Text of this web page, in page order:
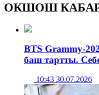
ОКШОШ
BTS Grammy-
баш тартты.
10:43 30.07.2026